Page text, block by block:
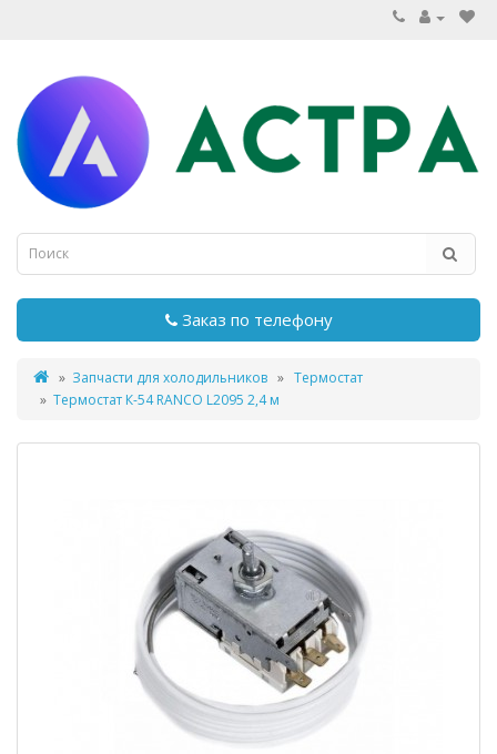
Заказ по телефону
Запчасти для холодильников
Термостат
Термостат К-54 RANCO L2095 2,4 м